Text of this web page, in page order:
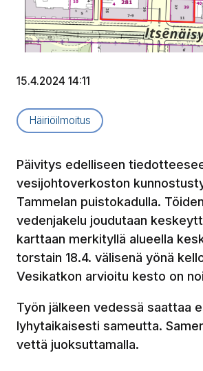
15.4.2024 14:11
Artikkelityyppi:
Häiriöilmoitus
Päivitys edelliseen
vesijohtoverkoston
Tammelan puistokadulla.
vedenjakelu joudutaan
karttaan merkityllä alueella
torstain 18.4. välisenä yönä
Vesikatkon arvioitu kesto on
Työn jälkeen vedessä saattaa
lyhytaikaisesti sameutta.
vettä juoksuttamalla.